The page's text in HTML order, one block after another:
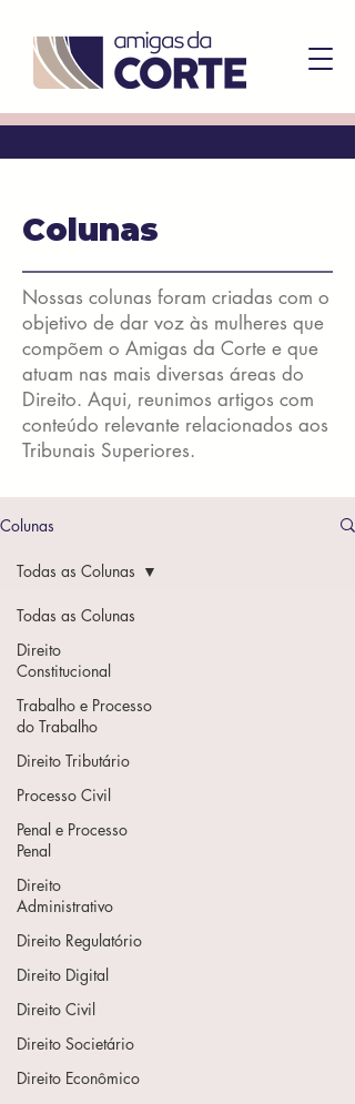
Colunas
Nossas colunas foram criadas com o
objetivo de dar voz às mulheres que
compõem o Amigas da Corte e que
atuam nas mais diversas áreas do
Direito. Aqui, reunimos artigos com
conteúdo relevante relacionados aos
Tribunais Superiores.
Colunas
Todas as Colunas
Direito
Constitucional
Trabalho e Processo
do Trabalho
Direito Tributário
Processo Civil
Penal e Processo
Penal
Direito
Administrativo
Direito Regulatório
Direito Digital
Direito Civil
Direito Societário
Direito Econômico
Todas as Colunas